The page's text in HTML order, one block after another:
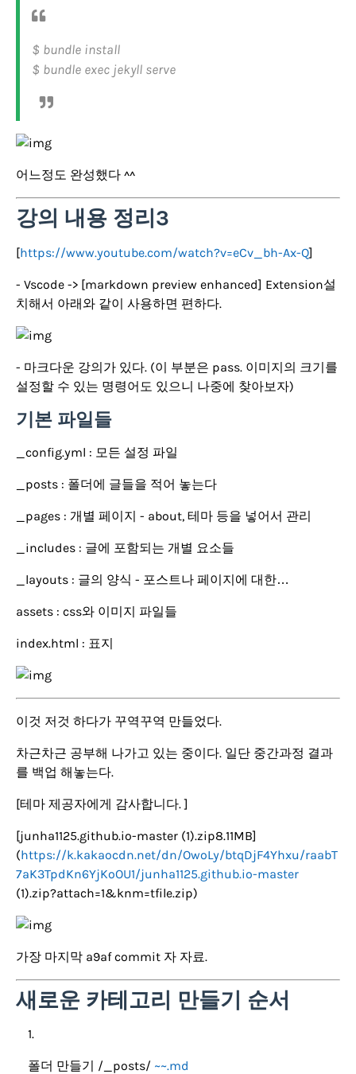
$ bundle install
$ bundle exec jekyll serve
어느정도 완성했다 ^^
강의 내용 정리3
[https://www.youtube.com/watch?v=eCv_bh-Ax-Q]
- Vscode -> [markdown preview enhanced] Extension설
치해서 아래와 같이 사용하면 편하다.
- 마크다운 강의가 있다. (이 부분은 pass. 이미지의 크기를
설정할 수 있는 명령어도 있으니 나중에 찾아보자)
기본 파일들
_config.yml : 모든 설정 파일
_posts : 폴더에 글들을 적어 놓는다
_pages : 개별 페이지 - about, 테마 등을 넣어서 관리
_includes : 글에 포함되는 개별 요소들
_layouts : 글의 양식 - 포스트나 페이지에 대한…
assets : css와 이미지 파일들
index.html : 표지
이것 저것 하다가 꾸역꾸역 만들었다.
차근차근 공부해 나가고 있는 중이다. 일단 중간과정 결과
를 백업 해놓는다.
[테마 제공자에게 감사합니다. ]
[junha1125.github.io-master (1).zip8.11MB]
(https://k.kakaocdn.net/dn/OwoLy/btqDjF4Yhxu/raabT
7aK3TpdKn6YjKoOU1/junha1125.github.io-master
(1).zip?attach=1&knm=tfile.zip)
가장 마지막 a9af commit 자 자료.
새로운 카테고리 만들기 순서
폴더 만들기 /_posts/ ~~.md